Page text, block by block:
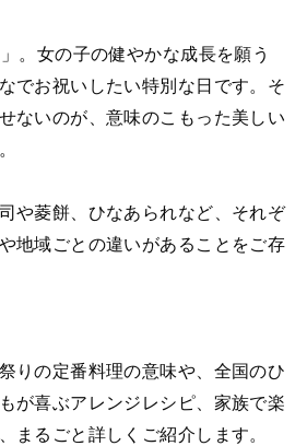
。女の子の健やかな成長を願う
でお祝いしたい特別な日です。そ
ないのが、意味のこもった美しい
や菱餅、ひなあられなど、それぞ
地域ごとの違いがあることをご存
りの定番料理の意味や、全国のひ
が喜ぶアレンジレシピ、家族で楽
まるごと詳しくご紹介します。